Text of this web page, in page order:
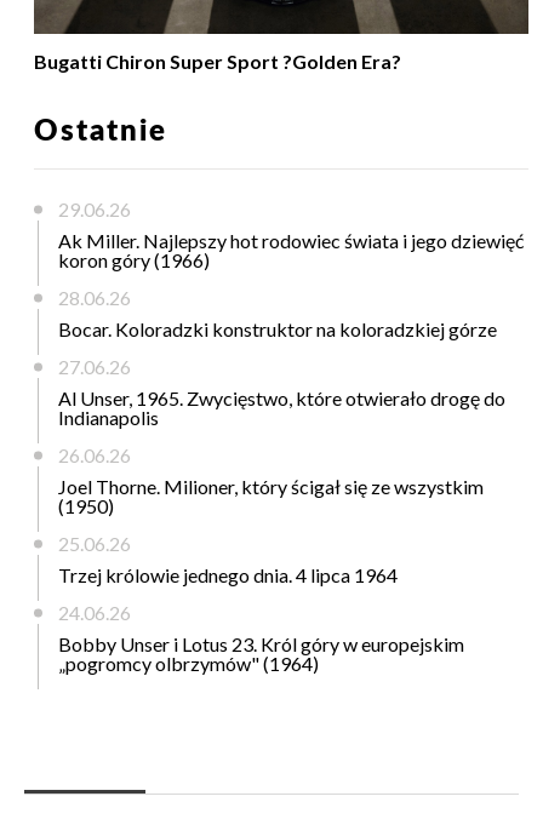
Bugatti Chiron Super Sport ?Golden Era?
Ostatnie
29.06.26
Ak Miller. Najlepszy hot rodowiec świata i jego dziewięć
koron góry (1966)
28.06.26
Bocar. Koloradzki konstruktor na koloradzkiej górze
27.06.26
Al Unser, 1965. Zwycięstwo, które otwierało drogę do
Indianapolis
26.06.26
Joel Thorne. Milioner, który ścigał się ze wszystkim
(1950)
25.06.26
Trzej królowie jednego dnia. 4 lipca 1964
24.06.26
Bobby Unser i Lotus 23. Król góry w europejskim
„pogromcy olbrzymów" (1964)